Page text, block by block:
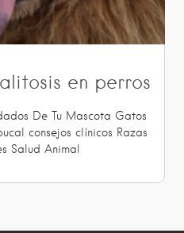
en perros
De Tu Mascota Gatos
consejos clínicos Razas
Salud Animal